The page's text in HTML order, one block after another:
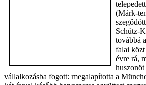
(Márk-
Schütz-
továbbá
falai
évre rá,
vállalkozásba fogott: megalapította a